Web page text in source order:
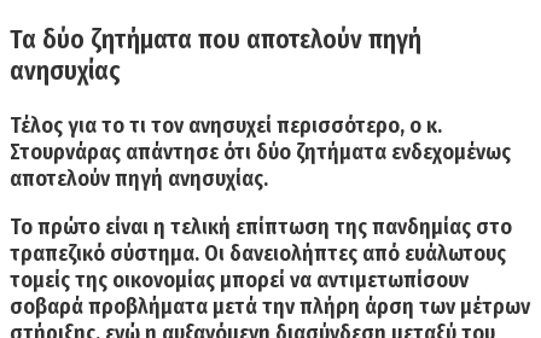
Τα δύο ζητήματα που αποτελούν πηγή
ανησυχίας
Τέλοςγια το τι τον ανησυχεί περισσότερο, ο κ.
Στουρνάρας απάντησε ότι δύο ζητήματα ενδεχομένως
αποτελούν πηγή ανησυχίας.
Το πρώτο είναι η τελική επίπτωση της πανδημίας στο
τραπεζικό σύστημα. Οι δανειολήπτες από ευάλωτους
τομείς της οικονομίας μπορεί να αντιμετωπίσουν
σοβαρά προβλήματα μετά την πλήρη άρση των μέτρων